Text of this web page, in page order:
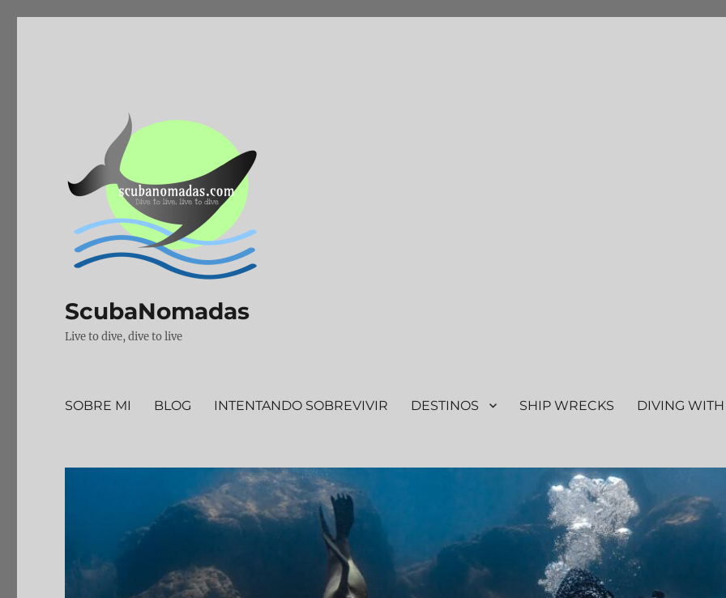
ScubaNomadas
Live to dive, dive to live
SOBRE MI BLOG INTENTANDO SOBREVIVIR DESTINOS SHIP WRECKS DIVING WITH